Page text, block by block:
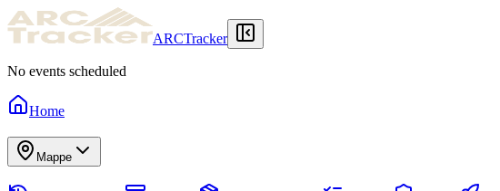
ARCTracker
No events scheduled
Home
Mappe